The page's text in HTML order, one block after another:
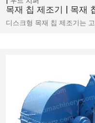
목재 칩 제조기 | 목재
디스크형 목재 칩 제조기는